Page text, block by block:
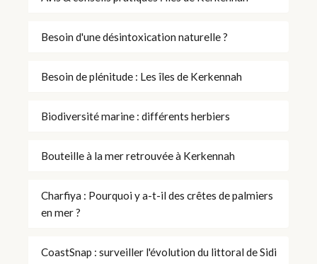
Besoin d'une désintoxication naturelle ?
Besoin de plénitude : Les îles de Kerkennah
Biodiversité marine : différents herbiers
Bouteille à la mer retrouvée à Kerkennah
Charfiya : Pourquoi y a-t-il des crêtes de palmiers
en mer ?
CoastSnap : surveiller l'évolution du littoral de Sidi